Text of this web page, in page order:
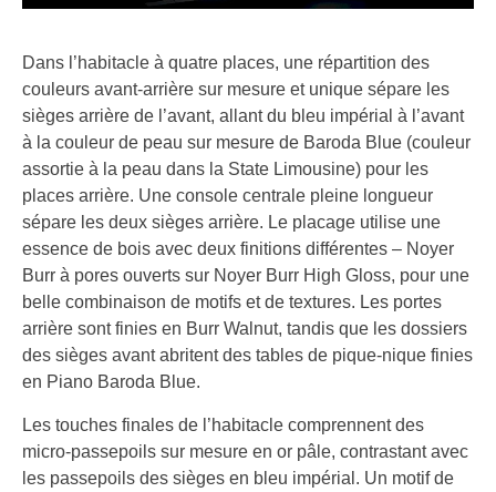
Dans l’habitacle à quatre places, une répartition des
couleurs avant-arrière sur mesure et unique sépare les
sièges arrière de l’avant, allant du bleu impérial à l’avant
à la couleur de peau sur mesure de Baroda Blue (couleur
assortie à la peau dans la State Limousine) pour les
places arrière. Une console centrale pleine longueur
sépare les deux sièges arrière. Le placage utilise une
essence de bois avec deux finitions différentes – Noyer
Burr à pores ouverts sur Noyer Burr High Gloss, pour une
belle combinaison de motifs et de textures. Les portes
arrière sont finies en Burr Walnut, tandis que les dossiers
des sièges avant abritent des tables de pique-nique finies
en Piano Baroda Blue.
Les touches finales de l’habitacle comprennent des
micro-passepoils sur mesure en or pâle, contrastant avec
les passepoils des sièges en bleu impérial. Un motif de